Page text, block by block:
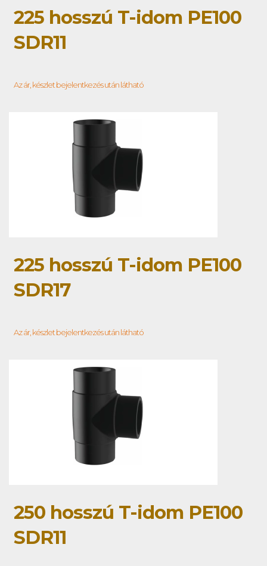
225 hosszú T-idom PE100
SDR11
Az ár, készlet bejelentkezés után látható
225 hosszú T-idom PE100
SDR17
Az ár, készlet bejelentkezés után látható
250 hosszú T-idom PE100
SDR11